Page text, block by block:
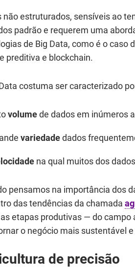
não estruturados, sensíveis ao
padrão e requerem uma
de Big Data, como é o
preditiva e blockchain.
costuma ser caracterizado por
volumede dados em inúmeros
variedadedados
na qual muitos dos
pensamos na importância dos
das tendências da chamada
etapas produtivas ― do
o negócio mais sustentável
de precisão